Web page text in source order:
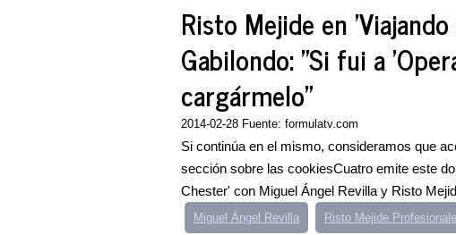
Risto Mejide en
Gabilondo: "Si fui a
cargármelo"
2014-02-28 Fuente: formulatv.com
Si continúa en el mismo, consideramos que
sección sobre las cookiesCuatro emite este
Chester' con Miguel Ángel Revilla y Risto
Miguel Ángel Revilla Risto Mejide